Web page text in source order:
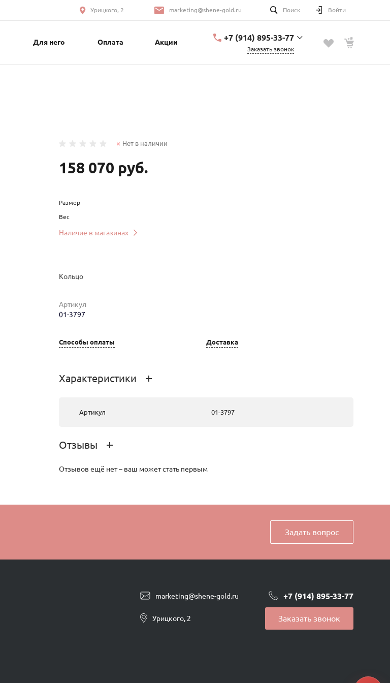
Урицкого, 2 marketing@shene-gold.ru Поиск Войти
Для него Оплата Акции
+7 (914) 895-33-77
Заказать звонок
Нет в наличии
158 070 руб.
Размер
Вес
Наличие в магазинах
ул.Ленина,
Кольцо
Артикул
01-3797
Способы оплаты Доставка
Характеристики
Артикул 01-3797
Отзывы
Отзывов ещё нет – ваш может стать первым
Задать вопрос
marketing@shene-gold.ru +7 (914) 895-33-77
Урицкого, 2 Заказать звонок